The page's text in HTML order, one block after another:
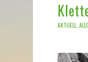
AKTUELL,